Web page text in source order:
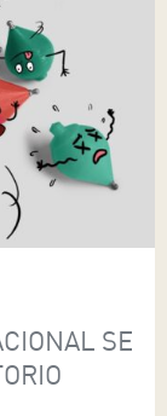
SE